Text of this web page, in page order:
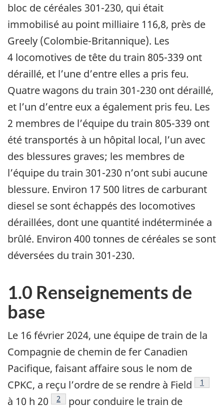
bloc de céréales 301-230, qui était
immobilisé au point milliaire 116,8, près de
Greely (Colombie-Britannique). Les
4 locomotives de tête du train 805-339 ont
déraillé, et l’une d’entre elles a pris feu.
Quatre wagons du train 301-230 ont déraillé,
et l’un d’entre eux a également pris feu. Les
2 membres de l’équipe du train 805-339 ont
été transportés à un hôpital local, l’un avec
des blessures graves; les membres de
l’équipe du train 301-230 n’ont subi aucune
blessure. Environ 17 500 litres de carburant
diesel se sont échappés des locomotives
déraillées, dont une quantité indéterminée a
brûlé. Environ 400 tonnes de céréales se sont
déversées du train 301-230.
1.0 Renseignements de
base
Le 16 février 2024, une équipe de train de la
Compagnie de chemin de fer Canadien
Pacifique, faisant affaire sous le nom de
CPKC, a reçu l’ordre de se rendre à Field
1
à 10 h 20 2
pour conduire le train de